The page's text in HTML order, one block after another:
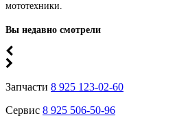
мототехники.
Вы недавно смотрели
Запчасти 8 925 123-02-60
Сервис 8 925 506-50-96